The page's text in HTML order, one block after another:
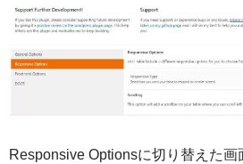
Responsive Optionsに切り替えた